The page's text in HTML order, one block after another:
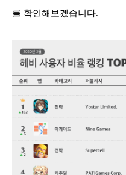
를 확인해보겠습니다.